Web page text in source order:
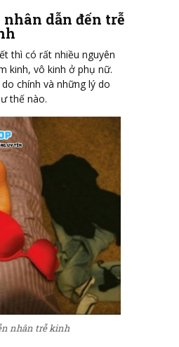
nhân dẫn đến trễ
thì có rất nhiều nguyên
kinh, vô kinh ở phụ nữ.
chính và những lý do
thế nào.
nhân trễ kinh